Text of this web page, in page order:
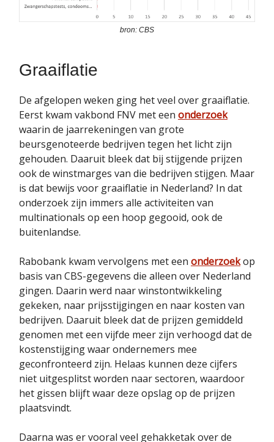
bron: CBS
Graaiflatie
De afgelopen weken ging het veel over graaiflatie.
Eerst kwam vakbond FNV met een onderzoek
waarin de jaarrekeningen van grote
beursgenoteerde bedrijven tegen het licht zijn
gehouden. Daaruit bleek dat bij stijgende prijzen
ook de winstmarges van die bedrijven stijgen. Maar
is dat bewijs voor graaiflatie in Nederland? In dat
onderzoek zijn immers alle activiteiten van
multinationals op een hoop gegooid, ook de
buitenlandse.
Rabobank kwam vervolgens met een onderzoekop
basis van CBS-gegevens die alleen over Nederland
gingen. Daarin werd naar winstontwikkeling
gekeken, naar prijsstijgingen en naar kosten van
bedrijven. Daaruit bleek dat de prijzen gemiddeld
genomen met een vijfde meer zijn verhoogd dat de
kostenstijging waar ondernemers mee
geconfronteerd zijn. Helaas kunnen deze cijfers
niet uitgesplitst worden naar sectoren, waardoor
het gissen blijft waar deze opslag op de prijzen
plaatsvindt.
Daarna was er vooral veel gehakketak over de